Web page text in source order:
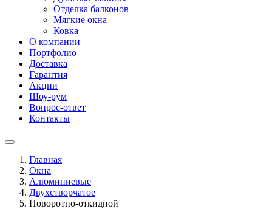
Отделка балконов
Мягкие окна
Ковка
О компании
Портфолио
Доставка
Гарантия
Акции
Шоу-рум
Вопрос-ответ
Контакты
Главная
Окна
Алюминиевые
Двухстворчатое
Поворотно-откидной